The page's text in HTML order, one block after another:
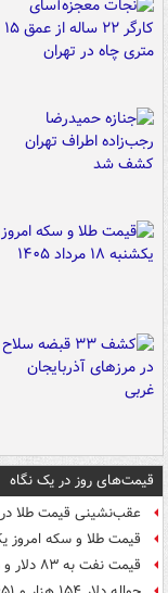
قیمت‌های روز در یک نگاه
عقب‌نشینی قیمت طلا در
قیمت طلا و سکه امروز یکشنبه ۱۸
قیمت نفت به ۸۳ دلار و ۵۵ سنت در هر بشکه رسید